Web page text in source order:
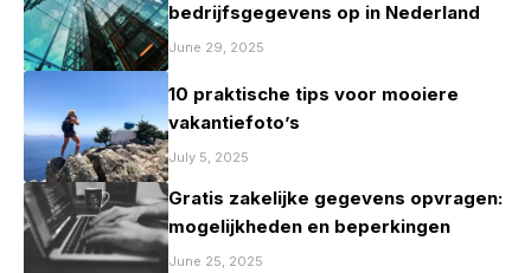
bedrijfsgegevens op in Nederland
June 29, 2025
10 praktische tips voor mooiere
vakantiefoto’s
July 5, 2025
Gratis zakelijke gegevens opvragen:
mogelijkheden en beperkingen
June 25, 2025